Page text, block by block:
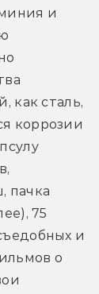
и
как сталь,
коррозии
пачка
75
и
о